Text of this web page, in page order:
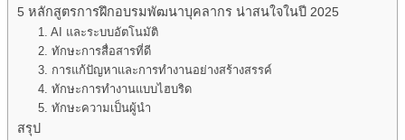
หน้าแรก
ผลิตภัณฑ์
Smarter Recruitment Platform
5 หลักสูตรการฝึกอบรมพัฒนาบุคลากร น่าสนใจในปี 2025
1. AI และระบบอัตโนมัติ
2. ทักษะการสื่อสารที่ดี
3. การแก้ปัญหาและการทำงานอย่างสร้างสรรค์
4. ทักษะการทำงานแบบไฮบริด
5. ทักษะความเป็นผู้นำ
สรุป